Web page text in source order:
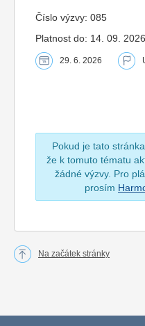
Číslo výzvy: 085
Platnost do: 14. 09.
29. 6. 2026
Pokud je tato
že k tomuto tématu
žádné výzvy. Pro
prosím
Na začátek stránky